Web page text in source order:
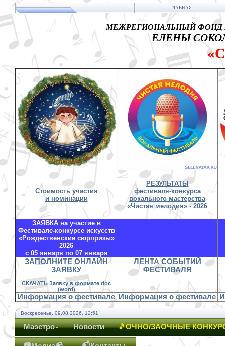
ГЛАВНАЯ
МЕЖРЕГИОНАЛЬНЫЙ ФОНД
ЕЛЕНЫ
Стоимость участия
и номинации
РЕЗУЛЬТАТЫ
фестиваля-конкурса
вокального мастерства
«Чистая мелодия» - 2026
ЗАЯВКА на участие в
Фестивале-конкурсе искусств
«Рождественские сюрпризы»
2026
с 05 января по 07 января
ЗАПОЛНИТЕ ОНЛАЙН
ЗАЯВКУ
ЛЕНТА СОБЫТИЙ
ФЕСТИВАЛЯ
СКАЧАТЬ Заявку в формате doc
(word)
Информация о фестивале Информация о фестивале
Воскресенье, 09.08.2026, 12:51
Маэстро Новости 🎵ОЧНО/ЗАОЧНЫЕ